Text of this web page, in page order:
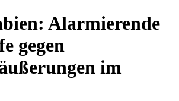
Alarmierende
gegen
im